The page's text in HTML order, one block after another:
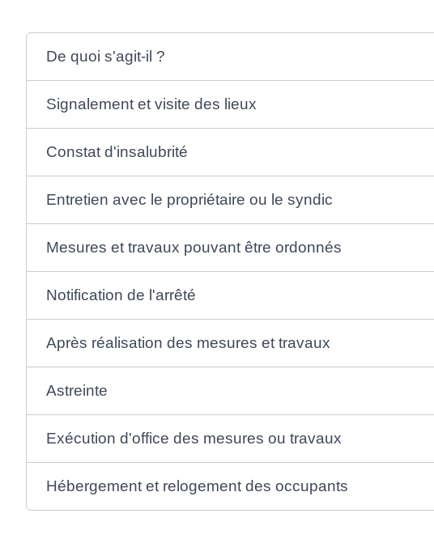
De quoi s'agit-il ?
Signalement et visite des lieux
Constat d'insalubrité
Entretien avec le propriétaire ou le syndic
Mesures et travaux pouvant être ordonnés
Notification de l'arrêté
Après réalisation des mesures et travaux
Astreinte
Exécution d'office des mesures ou travaux
Hébergement et relogement des occupants